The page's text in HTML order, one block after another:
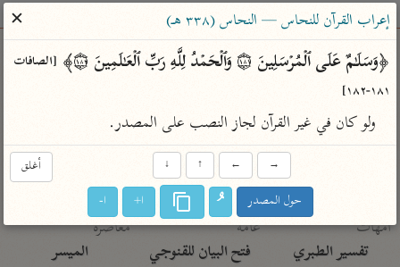
ساهم معنا في نشر القرآن والعلم الشرعي
الباحث القرآني
Type 2 or more characters for results.
Type 1 or more
characters for results.
أمّهات
تفسير الطبري
عامّة
فتح البيان للقنوجي
معاصرة
الميسر
إعراب القرآن للنحاس — النحاس (٣٣٨ هـ)
✕
﴿وَسَلَـٰمٌ عَلَى ٱلۡمُرۡسَلِینَ ۝١٨١ وَٱلۡحَمۡدُ لِلَّهِ رَبِّ ٱلۡعَـٰلَمِینَ ۝١٨٢﴾
١٨١-١٨٢]
ولو كان في غير القرآن لجاز النصب على المصدر.
أغلق →
←
↑
↓
حول المصدر ا+ ا-